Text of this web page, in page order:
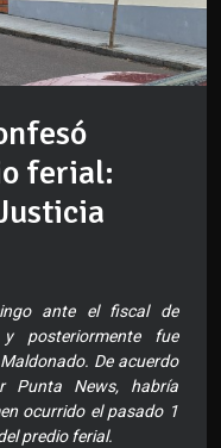
ferial:
ante el fiscal de
y posteriormente fue
De acuerdo
Punta News, habría
ocurrido el pasado 1
predio ferial.